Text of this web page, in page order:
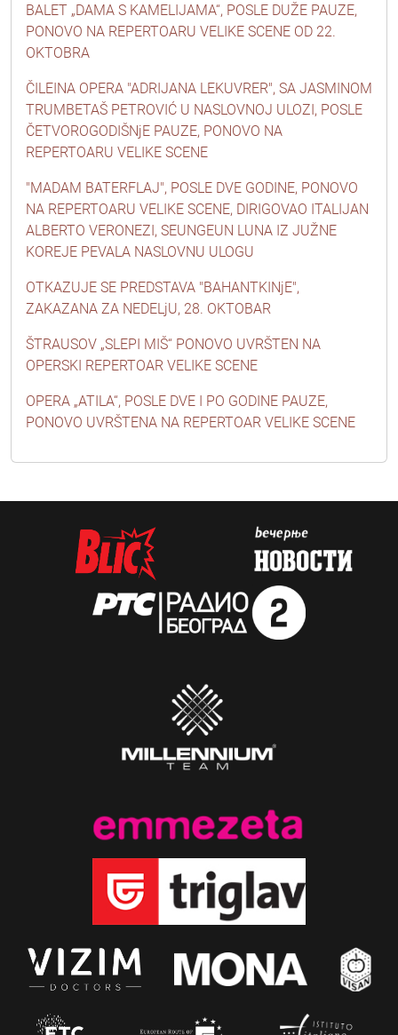
BALET „DAMA S KAMELIJAMA“, POSLE DUŽE PAUZE,
PONOVO NA REPERTOARU VELIKE SCENE OD 22.
OKTOBRA
ČILEINA OPERA "ADRIJANA LEKUVRER", SA JASMINOM
TRUMBETAŠ PETROVIĆ U NASLOVNOJ ULOZI, POSLE
ČETVOROGODIŠNjE PAUZE, PONOVO NA
REPERTOARU VELIKE SCENE
"MADAM BATERFLAJ", POSLE DVE GODINE, PONOVO
NA REPERTOARU VELIKE SCENE, DIRIGOVAO ITALIJAN
ALBERTO VERONEZI, SEUNGEUN LUNA IZ JUŽNE
KOREJE PEVALA NASLOVNU ULOGU
OTKAZUJE SE PREDSTAVA "BAHANTKINjE",
ZAKAZANA ZA NEDELjU, 28. OKTOBAR
ŠTRAUSOV „SLEPI MIŠ“ PONOVO UVRŠTEN NA
OPERSKI REPERTOAR VELIKE SCENE
OPERA „ATILA“, POSLE DVE I PO GODINE PAUZE,
PONOVO UVRŠTENA NA REPERTOAR VELIKE SCENE